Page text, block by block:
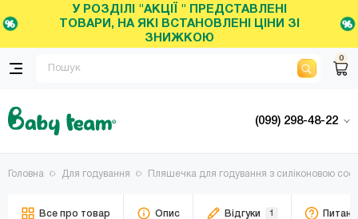
У РОЗДІЛІ "АКЦІЇ " ПРЕДСТАВЛЕНІ
ТОВАРИ, НА ЯКІ ВСТАНОВЛЕНІ ЦІНИ ЗІ
ЗНИЖКОЮ
0
(099) 298-48-22
Головна Для годування Пляшечка для годування з силіконовою
Все про товар Опис Відгуки 1